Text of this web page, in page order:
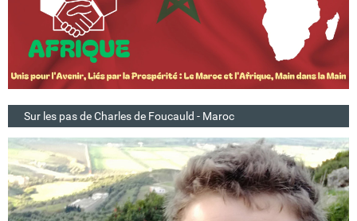
Sur les pas de Charles de Foucauld - Maroc